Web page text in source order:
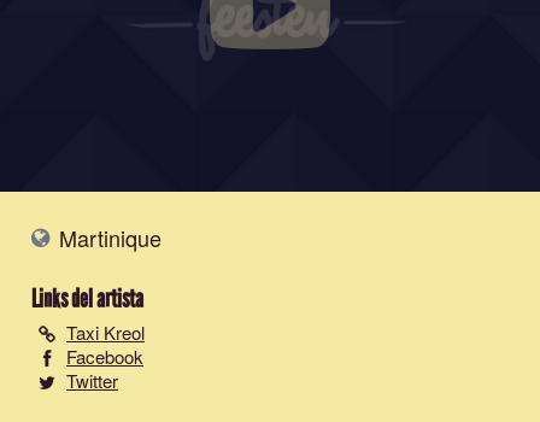
Martinique
Links del artista
Taxi Kreol
Facebook
Twitter